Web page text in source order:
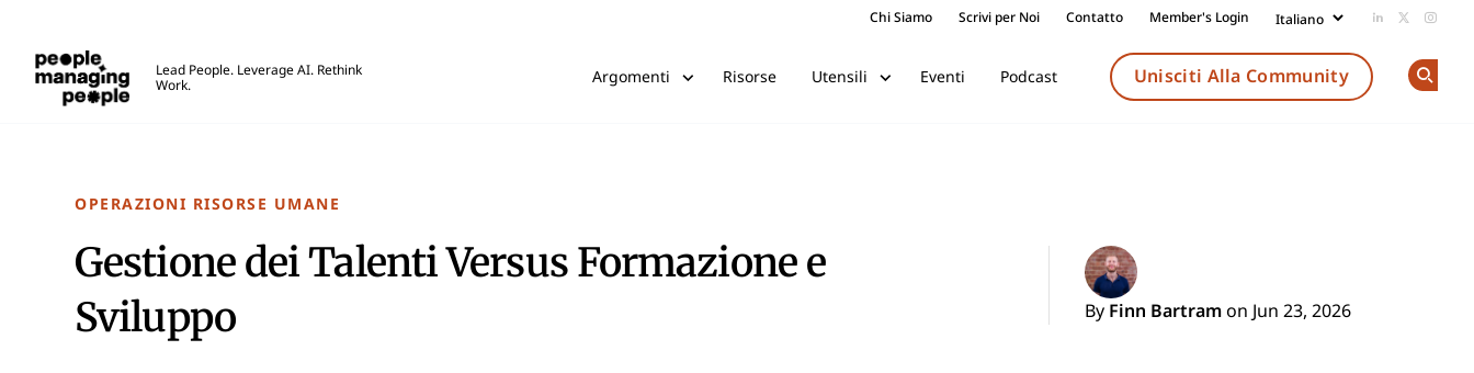
Chi Siamo Scrivi per Noi Contatto Member's Login Add us on
Follow
Lead People. Leverage AI. Rethink
Work.
Argomenti Risorse Utensili Eventi Podcast Unisciti Alla Community
OPERAZIONI RISORSE UMANE
Gestione dei Talenti Versus Formazione e
Sviluppo
By Finn Bartram on Jun 23, 2026